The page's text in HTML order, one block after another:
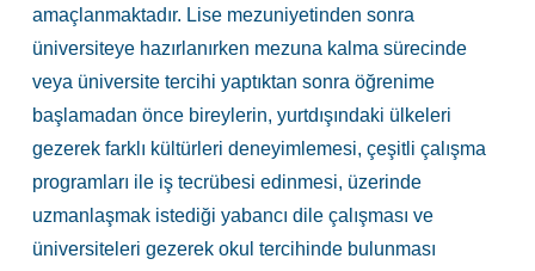
amaçlanmaktadır. Lise mezuniyetinden sonra
üniversiteye hazırlanırken mezuna kalma sürecinde
veya üniversite tercihi yaptıktan sonra öğrenime
başlamadan önce bireylerin, yurtdışındaki ülkeleri
gezerek farklı kültürleri deneyimlemesi, çeşitli çalışma
programları ile iş tecrübesi edinmesi, üzerinde
uzmanlaşmak istediği yabancı dile çalışması ve
üniversiteleri gezerek okul tercihinde bulunması